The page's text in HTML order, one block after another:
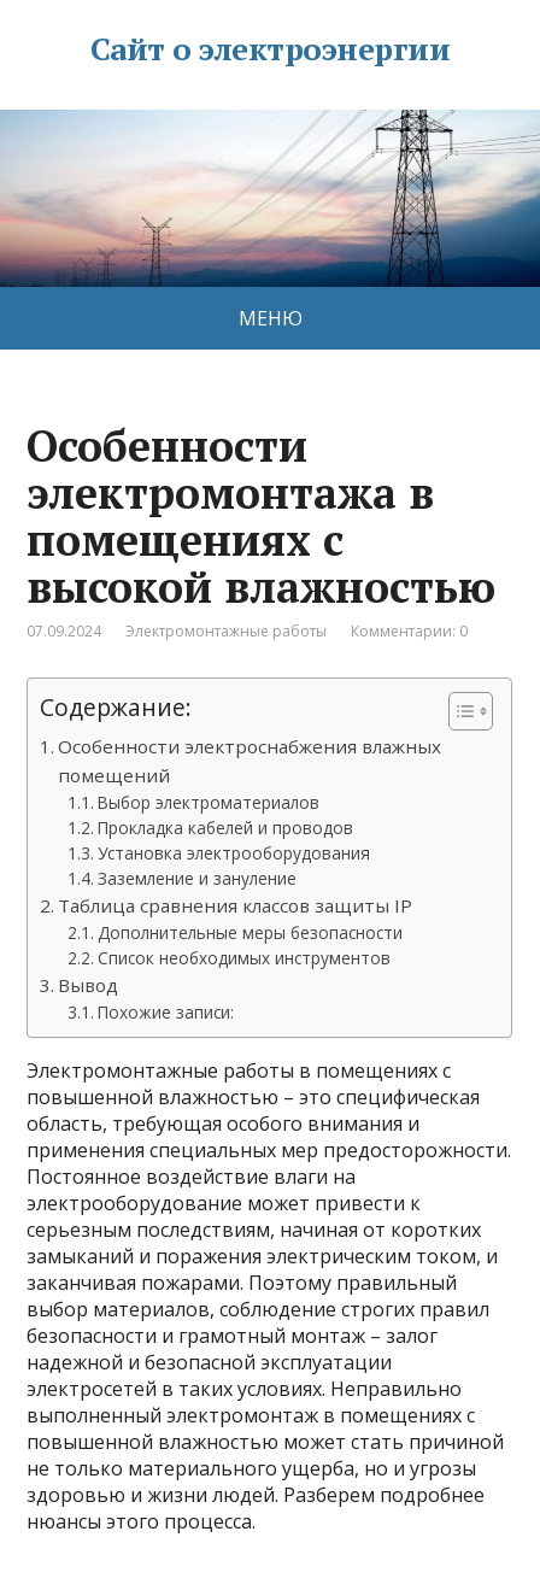
Сайт о электроэнергии
МЕНЮ
Особенности
электромонтажа в
помещениях с
высокой влажностью
07.09.2024 Электромонтажные работы Комментарии: 0
Содержание:
Особенности электроснабжения влажных
помещений
Выбор электроматериалов
Прокладка кабелей и проводов
Установка электрооборудования
Заземление и зануление
Таблица сравнения классов защиты IP
Дополнительные меры безопасности
Список необходимых инструментов
Вывод
Похожие записи:
Электромонтажные работы в помещениях с
повышенной влажностью – это специфическая
область, требующая особого внимания и
применения специальных мер предосторожности.
Постоянное воздействие влаги на
электрооборудование может привести к
серьезным последствиям, начиная от коротких
замыканий и поражения электрическим током, и
заканчивая пожарами. Поэтому правильный
выбор материалов, соблюдение строгих правил
безопасности и грамотный монтаж – залог
надежной и безопасной эксплуатации
электросетей в таких условиях. Неправильно
выполненный электромонтаж в помещениях с
повышенной влажностью может стать причиной
не только материального ущерба, но и угрозы
здоровью и жизни людей. Разберем подробнее
нюансы этого процесса.